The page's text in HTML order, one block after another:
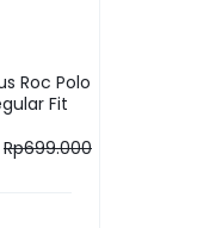
Roc Polo
Fit
Rp699.000